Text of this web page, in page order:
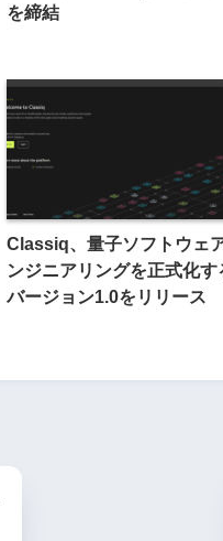
を締結
Classiq、量子ソフトウェ
ンジニアリングを正式化す
バージョン1.0をリリース